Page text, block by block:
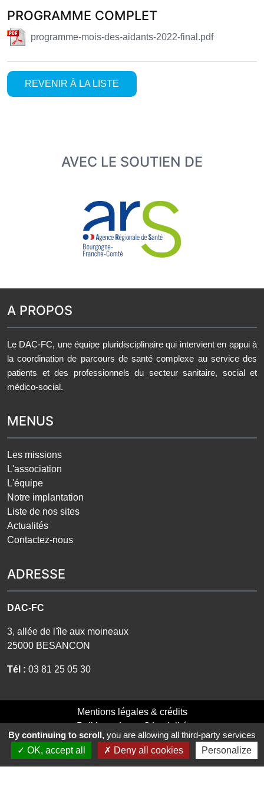
PROGRAMME COMPLET
programme-mois-des-aidants-2022-final.pdf
REVENIR À LA LISTE
AVEC LE SOUTIEN DE
A PROPOS
Le DAC-FC, une équipe pluridisciplinaire qui intervient en appui à
la coordination de parcours de santé complexe au service des
patients et des professionnels du secteur sanitaire, social et
médico-social.
MENUS
Les missions
L'association
L'équipe
Notre implantation
Liste de nos sites
Actualités
Contactez-nous
ADRESSE
DAC-FC
3, allée de l'île aux moineaux
25000 BESANCON
Tél : 03 81 25 05 30
Mentions légales & crédits
Politique de confidentialité
Cookies
Réalisationvt-design- 2026
By continuing to scroll, you are allowing all third-party services
OK, accept all
Deny all cookies Personalize